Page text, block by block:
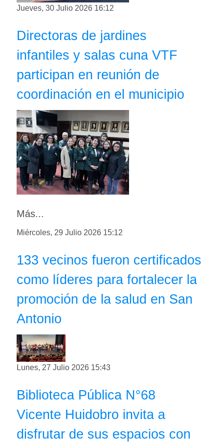
Jueves, 30 Julio 2026 16:12
Directoras de jardines
infantiles y salas cuna VTF
participan en reunión de
coordinación en el municipio
Más...
Miércoles, 29 Julio 2026 15:12
133 vecinos fueron certificados
como líderes para fortalecer la
promoción de la salud en San
Antonio
Lunes, 27 Julio 2026 15:43
Biblioteca Pública N°68
Vicente Huidobro invita a
disfrutar de sus espacios con